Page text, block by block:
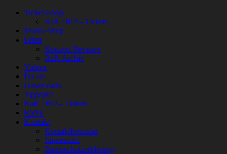
Ticket-Shop
RaR / RiP – Tickets
Musik-Shop
Fotos
Konzert-Reviews
RaR-Archiv
Videos
Forum
Downloads
Tippspiel
RaR / RiP – Tickets
Radio
Kontakt
Kontaktformular
Impressum
Datenschutzerklärung